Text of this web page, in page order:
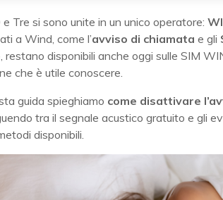
Tre si sono unite in un unico operatore:
a Wind, come l’avviso di chiamata e gli
, restano disponibili anche oggi sulle SIM
che è utile conoscere.
guida spieghiamo come disattivare
tra il segnale acustico gratuito e gli
disponibili.